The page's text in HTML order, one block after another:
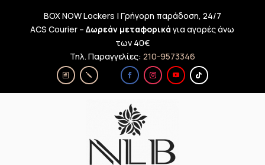
BOX NOW Lockers | Γρήγορη παράδοση, 24/7
ACS Courier –Δωρεάν μεταφορικά για αγορές άνω
των 40€
Τηλ. Παραγγελίες: 210-9573346